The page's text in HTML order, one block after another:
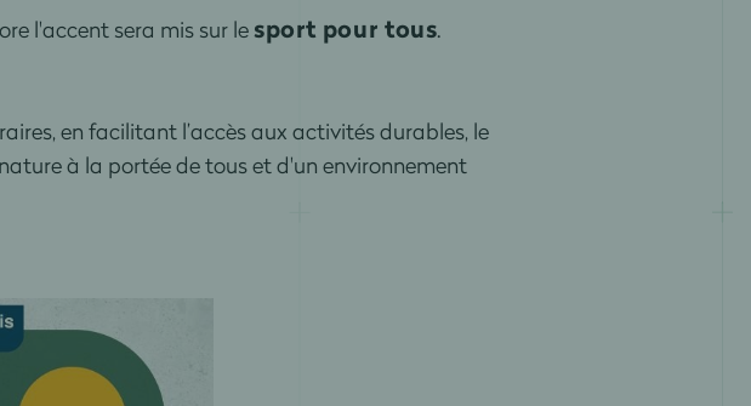
l'accent sera mis sur lesport pour tous.
en facilitant l’accès aux activités durables, le
à la portée de tous et d'un environnement